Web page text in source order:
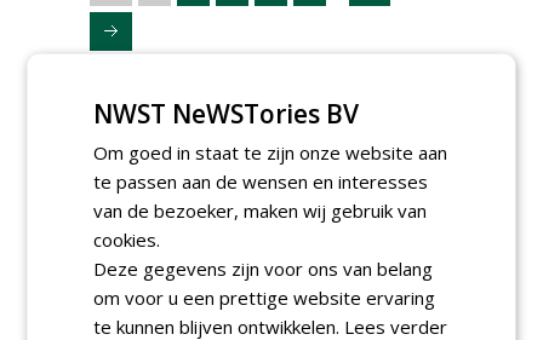
NWST NeWSTories BV
Om goed in staat te zijn onze website aan
te passen aan de wensen en interesses
van de bezoeker, maken wij gebruik van
cookies.
Deze gegevens zijn voor ons van belang
om voor u een prettige website ervaring
te kunnen blijven ontwikkelen. Lees verder